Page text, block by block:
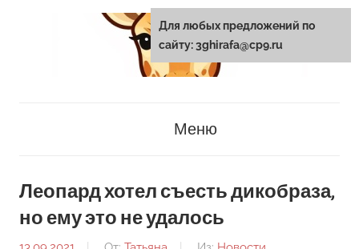
Меню
Леопард хотел съесть дикобраза,
но ему это не удалось
Для любых предложений по
сайту: 3ghirafa@cp9.ru